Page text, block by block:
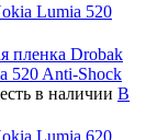
Lumia 520
пленка Drobak
520 Anti-Shock
в наличии В
Lumia 620